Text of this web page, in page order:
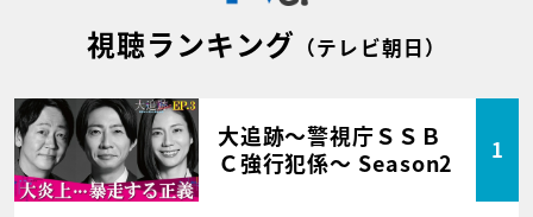
視聴ランキング （テレビ朝日）
大追跡～警視庁ＳＳＢ
Ｃ強行犯係～ Season2
1